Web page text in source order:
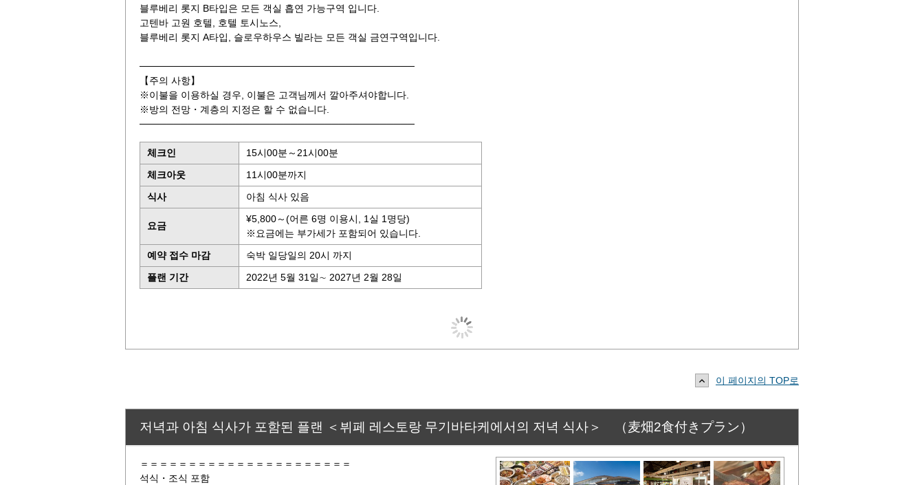
블루베리 롯지 B타입은 모든 객실 흡연 가능구역 입니다.
고텐바 고원 호텔, 호텔 토시노스,
블루베리 롯지 A타입, 슬로우하우스 빌라는 모든 객실 금연구역입니다.
────────────────────────────────────────
【주의 사항】
※이불을 이용하실 경우, 이불은 고객님께서 깔아주셔야합니다.
※방의 전망・계층의 지정은 할 수 없습니다.
────────────────────────────────────────
체크인
15시00분～21시00분
체크아웃
11시00분까지
식사
아침 식사 있음
요금
¥5,800～(어른 6명 이용시, 1실 1명당)
※요금에는 부가세가 포함되어 있습니다.
예약 접수 마감
숙박 일당일의 20시 까지
플랜 기간
2022년 5월 31일∼ 2027년 2월 28일
이 페이지의 TOP로
저녁과 아침 식사가 포함된 플랜 ＜뷔페 레스토랑 무기바타케에서의 저녁 식사＞ （麦畑2食付きプラン）
＝＝＝＝＝＝＝＝＝＝＝＝＝＝＝＝＝＝＝＝＝＝
석식・조식 포함